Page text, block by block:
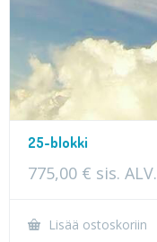
25-blokki
775,00 € sis. ALV.
Lisää ostoskoriin